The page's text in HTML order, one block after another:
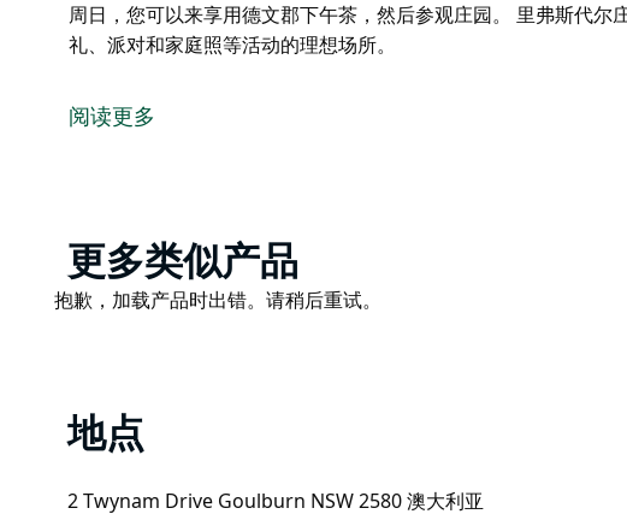
周日，您可以来享用德文郡下午茶，然后参观庄园。 里弗斯代尔
礼、派对和家庭照等活动的理想场所。
(Edward Twynam) 于 1875 年购得，他后来成为新南威尔士州测
族经营，直到 1967 年被国民托管组织 (National Trust) 收购。
每月的第三个周日，您可以来享用德文郡下午茶，然后参观庄园。
里弗斯代尔庄园风景优美，是野餐或举办婚礼、洗礼、派对和家庭
阅读更多
Product
List
更多类似产品
Product
抱歉，加载产品时出错。请稍后重试。
地点
2 Twynam Drive Goulburn NSW 2580 澳大利亚